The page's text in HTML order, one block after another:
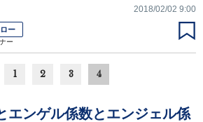
2018/02/02 9:00
ー
ー
1 2 3 4
エンゲル係数とエンジェル係